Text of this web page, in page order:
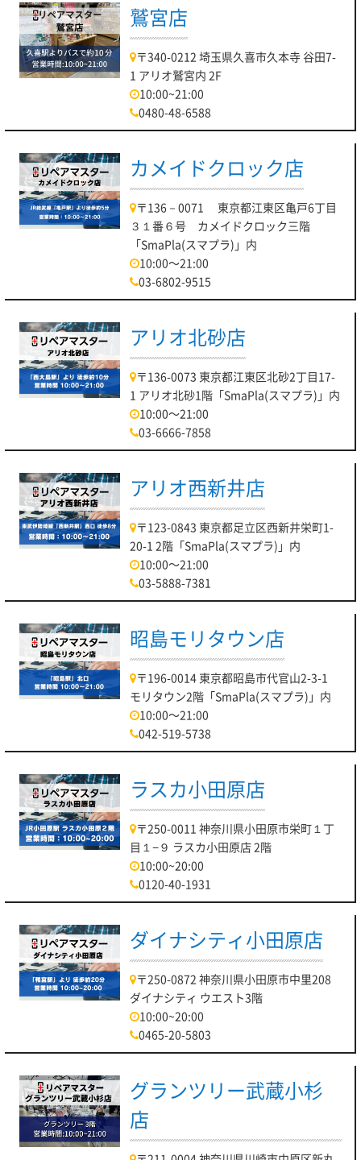
鷲宮店
〒340-0212 埼玉県久喜市久本寺 谷田7-
1 アリオ鷲宮内 2F
10:00~21:00
0480-48-6588
カメイドクロック店
〒136－0071 東京都江東区亀戸6丁目
３１番６号 カメイドクロック三階
「SmaPla(スマプラ)」内
10:00～21:00
03-6802-9515
アリオ北砂店
〒136-0073 東京都江東区北砂2丁目17-
1 アリオ北砂1階「SmaPla(スマプラ)」内
10:00～21:00
03-6666-7858
アリオ西新井店
〒123-0843 東京都足立区西新井栄町1-
20-1 2階「SmaPla(スマプラ)」内
10:00～21:00
03-5888-7381
昭島モリタウン店
〒196-0014 東京都昭島市代官山2-3-1
モリタウン2階「SmaPla(スマプラ)」内
10:00～21:00
042-519-5738
ラスカ小田原店
〒250-0011 神奈川県小田原市栄町１丁
目１−９ ラスカ小田原店 2階
10:00~20:00
0120-40-1931
ダイナシティ小田原店
〒250-0872 神奈川県小田原市中里208
ダイナシティ ウエスト3階
10:00~20:00
0465-20-5803
グランツリー武蔵小杉
店